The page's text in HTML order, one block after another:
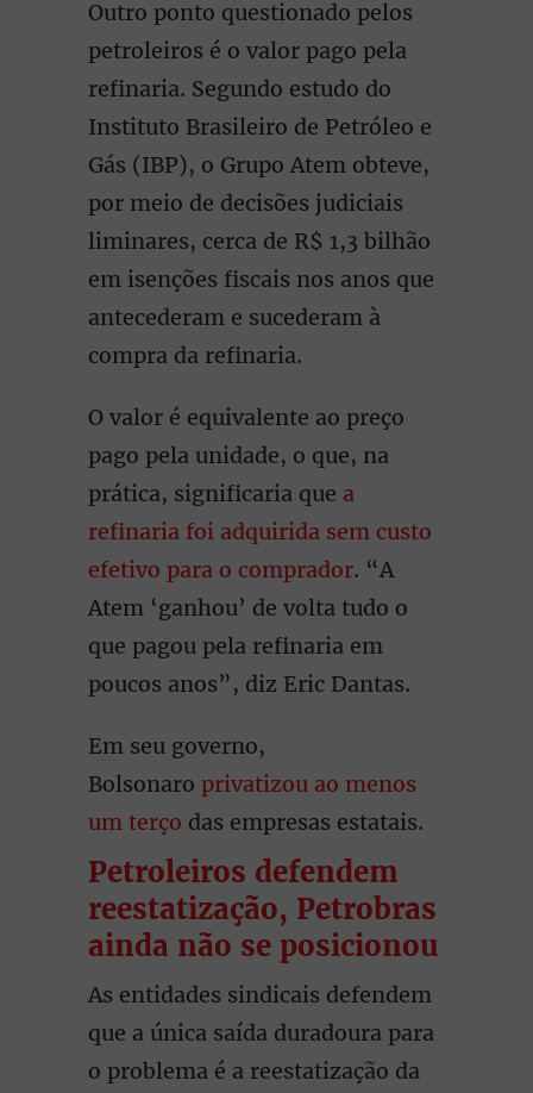
Outro ponto questionado pelos
petroleiros é o valor pago pela
refinaria. Segundo estudo do
Instituto Brasileiro de Petróleo e
Gás (IBP), o Grupo Atem obteve,
por meio de decisões judiciais
liminares, cerca de R$ 1,3 bilhão
em isenções fiscais nos anos que
antecederam e sucederam à
compra da refinaria.
O valor é equivalente ao preço
pago pela unidade, o que, na
prática, significaria que a
refinaria foi adquirida sem custo
efetivo para o comprador. “A
Atem ‘ganhou’ de volta tudo o
que pagou pela refinaria em
poucos anos”, diz Eric Dantas.
Em seu governo,
Bolsonaro privatizou ao menos
um terço das empresas estatais.
Petroleiros defendem
reestatização, Petrobras
ainda não se posicionou
As entidades sindicais defendem
que a única saída duradoura para
o problema é a reestatização da